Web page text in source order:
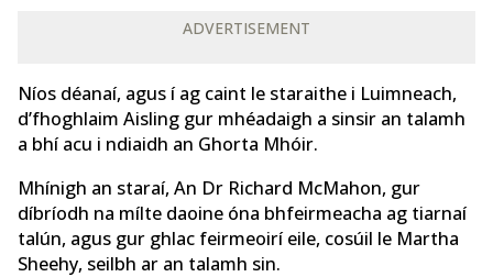
ADVERTISEMENT
Níos déanaí, agus í ag caint le staraithe i Luimneach,
d’fhoghlaim Aisling gur mhéadaigh a sinsir an talamh
a bhí acu i ndiaidh an Ghorta Mhóir.
Mhínigh an staraí, An Dr Richard McMahon, gur
díbríodh na mílte daoine óna bhfeirmeacha ag tiarnaí
talún, agus gur ghlac feirmeoirí eile, cosúil le Martha
Sheehy, seilbh ar an talamh sin.